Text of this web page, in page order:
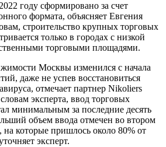
году сформировано за счет
формата, объясняет Евгения
строительство крупных торговых
только в городах с низкой
торговыми площадями.
Москвы изменился с начала
даже не успев восстановиться
отмечает партнер Nikoliers
эксперта, ввод торговых
минимальным за последние десять
объем ввода отмечен во втором
на которые пришлось около 80% от
эксперт.